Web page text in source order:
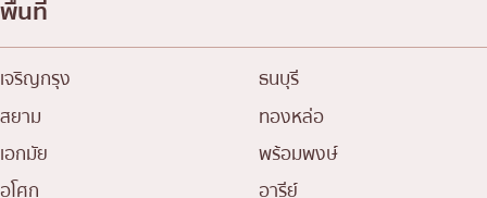
พื้นที่
เจริญกรุง
ธนบุรี
สยาม
ทองหล่อ
เอกมัย
พร้อมพงษ์
อโศก
อารีย์